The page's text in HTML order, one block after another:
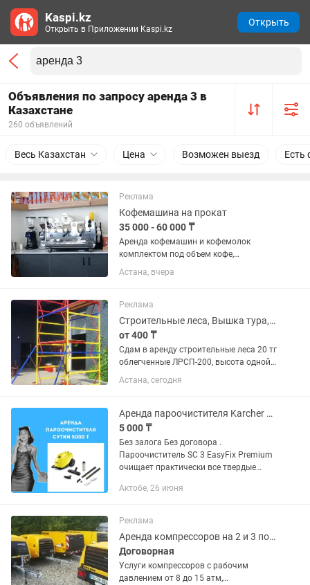
Объявления по запросу аренда 3 в
Казахстане
260 объявлений
Весь Казахстан Цена Возможен выезд Есть
Реклама
Кофемашина на прокат
35 000 - 60 000 ₸
Аренда кофемашин и кофемолок
комплектом под объем кофе,
посуточно или от 3 месяцев, выгодные
условия для бизнеса
Астана, вчера
Реклама
Строительные леса, Вышка тура, ножничный подъемник
от 400 ₸
Сдам в аренду строительные леса 20 тг
облегченные ЛРСП-200, высота одной
секции 2 м, длина 3 м, ширина 1 м.
Общая площадь до 18000 м.кв. Люльки
месяц Сдам в аренду...
Астана, сегодня
Аренда пароочистителя Karcher SC 3,в подарок насадка для окон .
5 000 ₸
Без залога Без договора .
Пароочиститель SC 3 EasyFix Premium
очищает практически все твердые
химических средств. Пароочиститель
Актобе, 26 июня
Реклама
Аренда компрессоров на 2 и 3 поста
Договорная
Услуги компрессоров с рабочим
давлением от 8 до 15 атм,
Kaspi.kz
Открыть в Приложении Kaspi.kz
Открыть